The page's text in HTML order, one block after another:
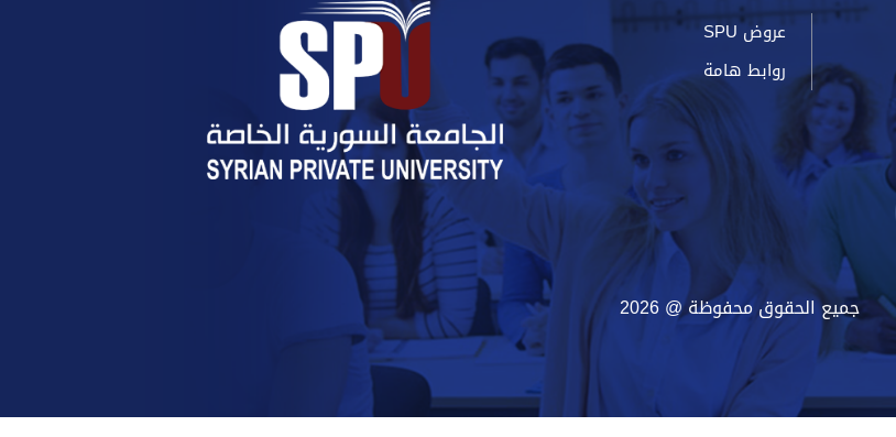
عروض SPU
روابط هامة
جميع الحقوق محفوظة @ 2026